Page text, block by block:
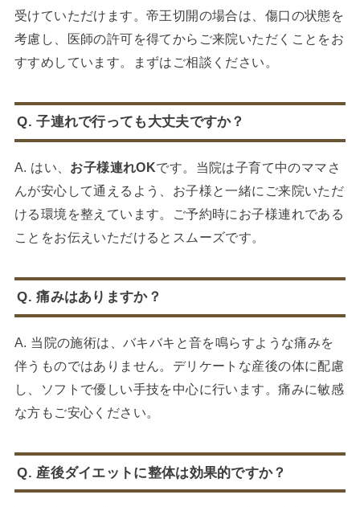
受けていただけます。帝王切開の場合は、傷口の状態を
考慮し、医師の許可を得てからご来院いただくことをお
すすめしています。まずはご相談ください。
Q. 子連れで行っても大丈夫ですか？
A. はい、 お子様連れOKです。当院は子育て中のママさ
んが安心して通えるよう、お子様と一緒にご来院いただ
ける環境を整えています。ご予約時にお子様連れである
ことをお伝えいただけるとスムーズです。
Q. 痛みはありますか？
A. 当院の施術は、バキバキと音を鳴らすような痛みを
伴うものではありません。デリケートな産後の体に配慮
し、ソフトで優しい手技を中心に行います。痛みに敏感
な方もご安心ください。
Q. 産後ダイエットに整体は効果的ですか？